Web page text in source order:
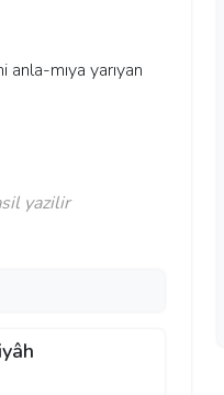
mıya yarıyan
yazilir